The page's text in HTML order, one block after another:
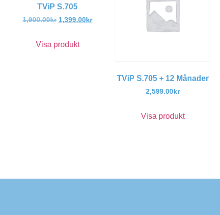
TViP S.705
1,900.00kr 1,399.00 kr
Visa produkt
TViP S.705 + 12 Månader
2,599.00kr
Visa produkt